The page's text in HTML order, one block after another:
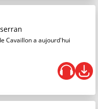
Cavaillon a aujourd'hui